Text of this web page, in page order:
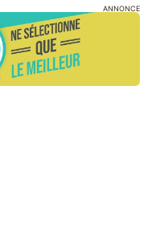
ANNONCE